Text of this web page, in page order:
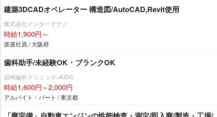
建築3DCADオペレーター 構造図/AutoCAD,Revit使用
株式会社インターテクノ
時給1,900円～
派遣社員 / 大阪府
歯科助手/未経験OK・ブランクOK
崎歯科クリニック+KIDS
時給1,600円～2,000円
アルバイト・パート / 東京都